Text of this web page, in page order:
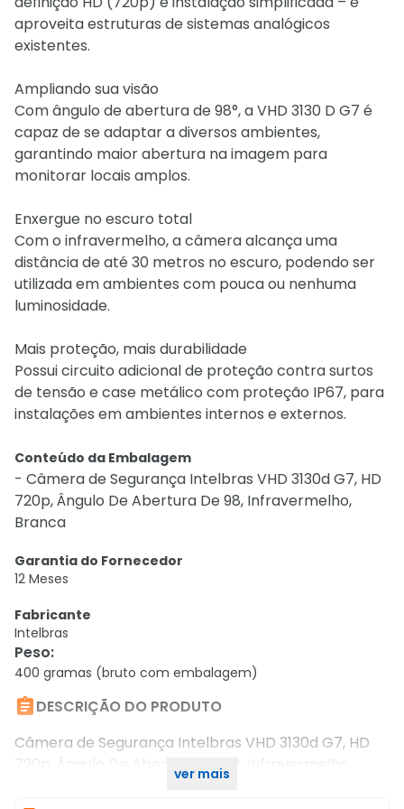
aproveita estruturas de sistemas analógicos
existentes.
Ampliando sua visão
Com ângulo de abertura de 98°, a VHD 3130 D G7 é
capaz de se adaptar a diversos ambientes,
garantindo maior abertura na imagem para
monitorar locais amplos.
Enxergue no escuro total
Com o infravermelho, a câmera alcança uma
distância de até 30 metros no escuro, podendo ser
utilizada em ambientes com pouca ou nenhuma
luminosidade.
Mais proteção, mais durabilidade
Possui circuito adicional de proteção contra surtos
de tensão e case metálico com proteção IP67, para
instalações em ambientes internos e externos.
Conteúdo da Embalagem
- Câmera de Segurança Intelbras VHD 3130d G7, HD
720p, Ângulo De Abertura De 98, Infravermelho,
Branca
Garantia do Fornecedor
12 Meses
Fabricante
Intelbras
Peso:
400 gramas (bruto com embalagem)
DESCRIÇÃO DO PRODUTO
Câmera de Segurança Intelbras VHD 3130d G7, HD
720p, Ângulo De Abertura De 98, Infravermelho,
ver mais